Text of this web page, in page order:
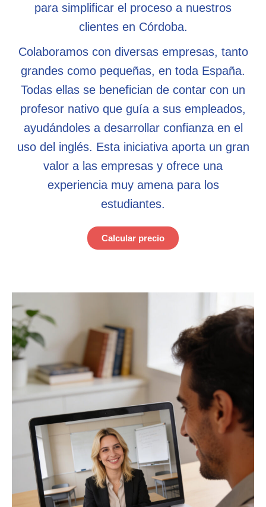
para simplificar el proceso a nuestros
clientes en Córdoba.
Colaboramos con diversas empresas, tanto
grandes como pequeñas, en toda España.
Todas ellas se benefician de contar con un
profesor nativo que guía a sus empleados,
ayudándoles a desarrollar confianza en el
uso del inglés. Esta iniciativa aporta un gran
valor a las empresas y ofrece una
experiencia muy amena para los
estudiantes.
Calcular precio